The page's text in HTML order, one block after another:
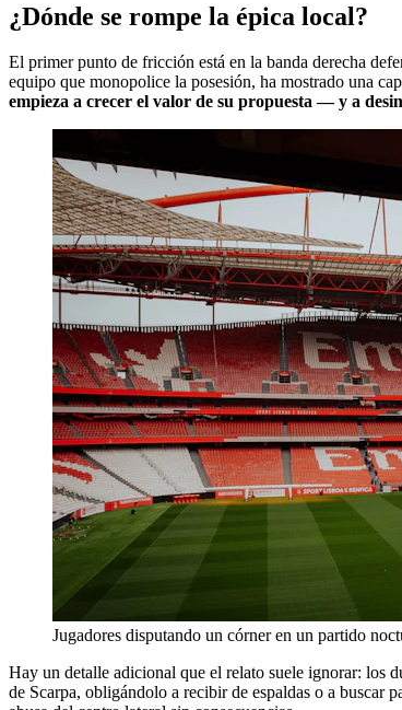
¿Dónde se rompe la épica local?
El primer punto de fricción está en la banda derecha
equipo que monopolice la posesión, ha mostrado una
empieza a crecer el valor de su propuesta — y a
Jugadores disputando un córner en un partido
Hay un detalle adicional que el relato suele ignorar: los
de Scarpa, obligándolo a recibir de espaldas o a buscar